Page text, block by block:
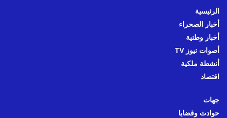
الرئيسية
أخبار الصحراء
أخبار وطنية
أصوات نيوز TV
أنشطة ملكية
اقتصاد
جهات
حوادث وقضايا